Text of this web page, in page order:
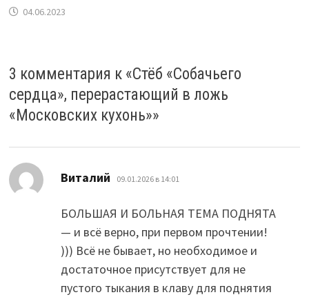
04.06.2023
3 комментария к «Стёб «Собачьего
сердца», перерастающий в ложь
«Московских кухонь»»
Виталий 09.01.2026 в 14:01
БОЛЬШАЯ И БОЛЬНАЯ ТЕМА ПОДНЯТА
— и всё верно, при первом прочтении!
))) Всё не бывает, но необходимое и
достаточное присутствует для не
пустого тыкания в клаву для поднятия